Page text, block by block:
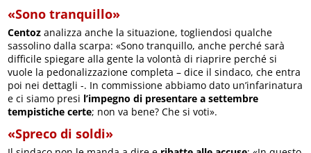
«Sono tranquillo»
Centoz analizza anche la situazione, togliendosi qualche
sassolino dalla scarpa: «Sono tranquillo, anche perché sarà
difficile spiegare alla gente la volontà di riaprire perché si
vuole la pedonalizzazione completa – dice il sindaco, che entra
poi nei dettagli -. In commissione abbiamo dato un’infarinatura
e ci siamo presi l’impegno di presentare a settembre
tempistiche certe; non va bene? Che si voti».
«Spreco di soldi»